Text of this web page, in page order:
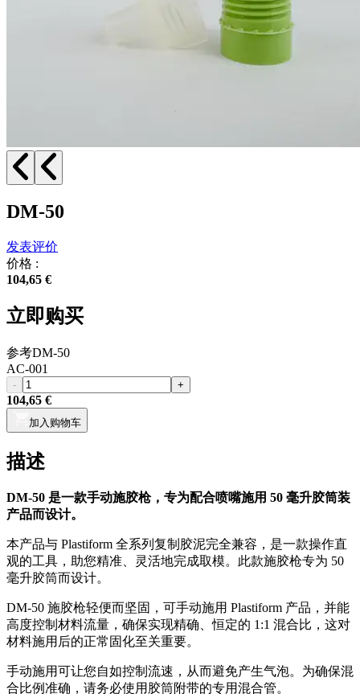
DM-50
发表评价
价格 :
104,65 €
立即购买
参考DM-50
AC-001
- +
104,65 €
加入购物车
描述
DM-50 是一款手动施胶枪，专为配合喷嘴施用 50 毫升胶筒装
产品而设计。
本产品与 Plastiform 全系列复制胶泥完全兼容，是一款操作直
观的工具，助您精准、灵活地完成取模。此款施胶枪专为 50
毫升胶筒而设计。
DM-50 施胶枪轻便而坚固，可手动施用 Plastiform 产品，并能
高度控制材料流量，确保实现精确、恒定的 1:1 混合比，这对
材料施用后的正常固化至关重要。
手动施用可让您自如控制流速，从而避免产生气泡。为确保混
合比例准确，请务必使用胶筒附带的专用混合管。